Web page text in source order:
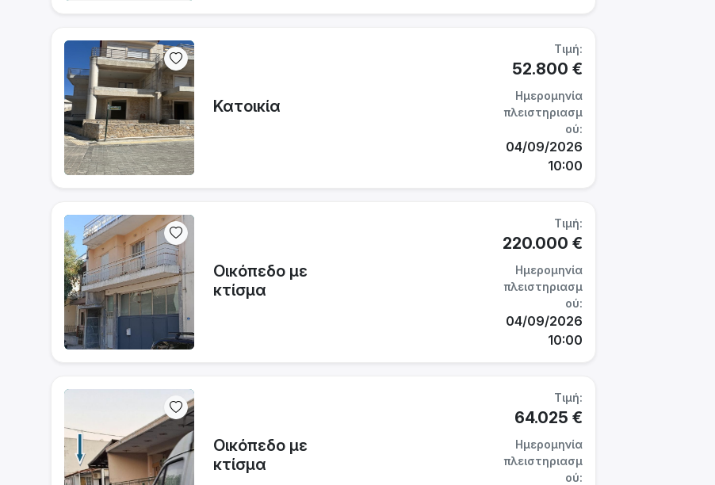
Κατοικία
Τιμή:
52.800 €
Ημερομηνία
πλειστηριασμ
ού:
04/09/2026
10:00
Οικόπεδο με
κτίσμα
Τιμή:
220.000 €
Ημερομηνία
πλειστηριασμ
ού:
04/09/2026
10:00
Οικόπεδο με
κτίσμα
Τιμή:
64.025 €
Ημερομηνία
πλειστηριασμ
ού: